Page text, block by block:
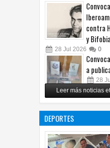
contra
y Bifobia
28 Jul 2026 0
a
28
Copian
Leer más noticias
DEPORTES